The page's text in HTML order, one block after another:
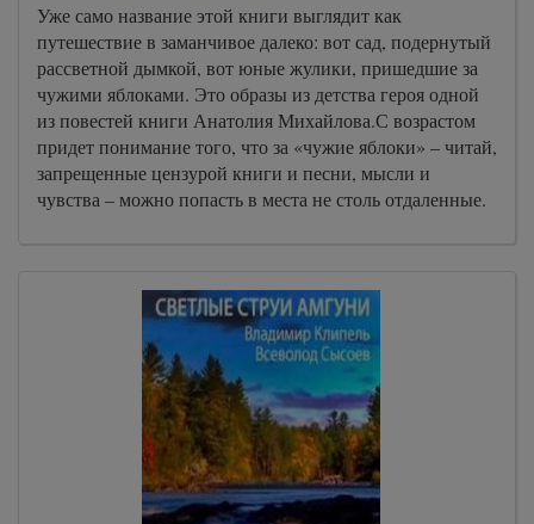
Уже само название этой книги выглядит как
путешествие в заманчивое далеко: вот сад, подернутый
рассветной дымкой, вот юные жулики, пришедшие за
чужими яблоками. Это образы из детства героя одной
из повестей книги Анатолия Михайлова.С возрастом
придет понимание того, что за «чужие яблоки» – читай,
запрещенные цензурой книги и песни, мысли и
чувства – можно попасть в места не столь отдаленные.